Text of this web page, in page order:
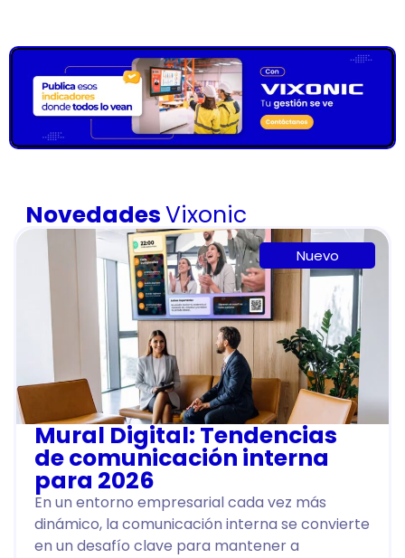
NovedadesVixonic
Nuevo
Mural Digital: Tendencias
de comunicación interna
para 2026
En un entorno empresarial cada vez más
dinámico, la comunicación interna se convierte
en un desafío clave para mantener a